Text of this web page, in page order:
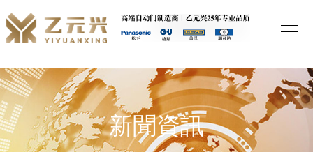
新聞資訊